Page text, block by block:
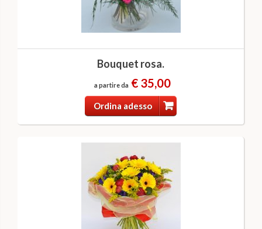
Bouquet rosa.
a partire da € 35,00
Ordina adesso